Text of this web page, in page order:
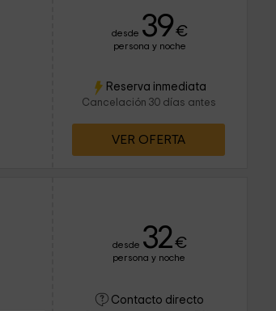
desde 39€
persona y noche
Reserva inmediata
Cancelación 30 días antes
VER OFERTA
desde 32€
persona y noche
Contacto directo